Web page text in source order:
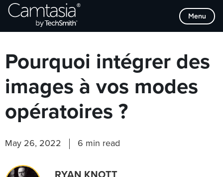
Passer
directement
Menu
Browse Categories
Pourquoi intégrer des
images à vos modes
opératoires ?
May 26, 2022 6 min read